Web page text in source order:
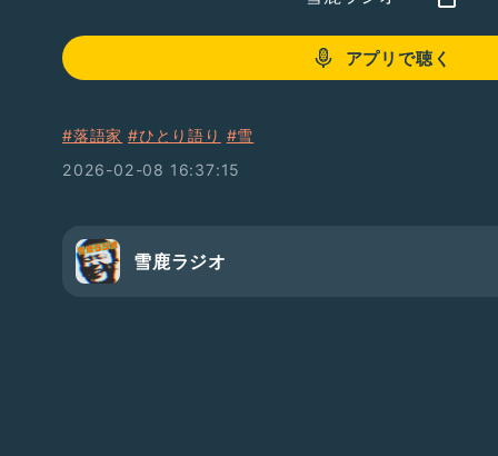
アプリで聴く
#落語家 #ひとり語り #雪
2026-02-08 16:37:15
雪鹿ラジオ